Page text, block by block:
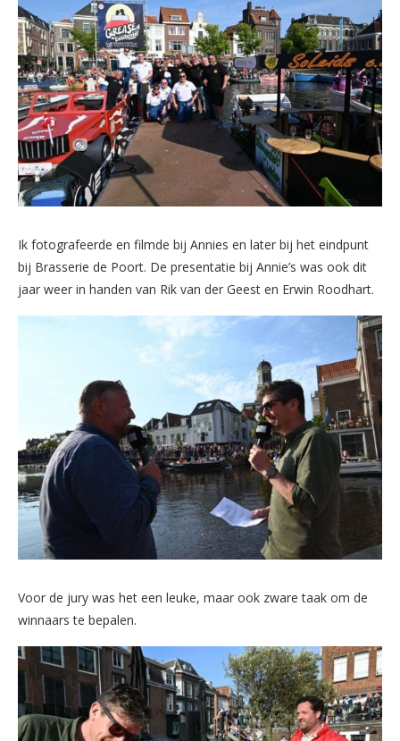
Ik fotografeerde en filmde bij Annies en later bij het eindpunt
bij Brasserie de Poort. De presentatie bij Annie’s was ook dit
jaar weer in handen van Rik van der Geest en Erwin Roodhart.
Voor de jury was het een leuke, maar ook zware taak om de
winnaars te bepalen.